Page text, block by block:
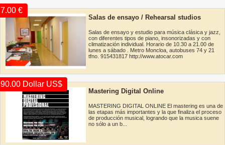
7.00 €
Salas de ensayo / Rehearsal studios
Salas de ensayo y estudio para música clásica y jazz,
con diferentes tipos de piano, insonorizadas y con
climatización individual. Horario de 10.30 a 21.00 de
lunes a sábado . Metro Moncloa, autobuses 74 y 21
tfno. 915431817 http://www.atocar.com
90.00 Dollar US$
Mastering Digital Online
MASTERING DIGITAL ONLINE El mastering es una de
las etapas más importantes y la que finaliza el proceso
de producción musical, logrando que la musica suene
no sólo a un b...